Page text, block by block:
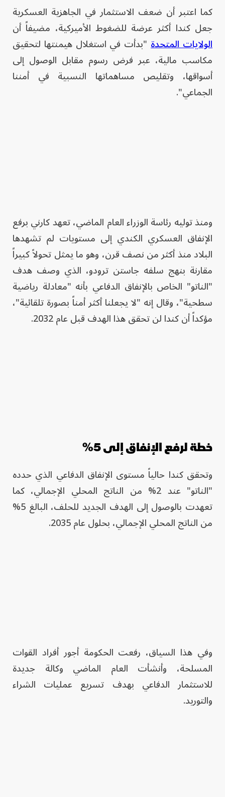
كما اعتبر أن ضعف الاستثمار في الجاهزية العسكرية
جعل كندا أكثر عرضة للضغوط الأميركية، مضيفاً أن
الولايات المتحدة"بدأت في استغلال هيمنتها لتحقيق
مكاسب مالية، عبر فرض رسوم مقابل الوصول إلى
أسواقها، وتقليص مساهماتها النسبية في أمننا
الجماعي".
ومنذ توليه رئاسة الوزراء العام الماضي، تعهد كارني برفع
الإنفاق العسكري الكندي إلى مستويات لم تشهدها
البلاد منذ أكثر من نصف قرن، وهو ما يمثل تحولاً كبيراً
مقارنة بنهج سلفه جاستن ترودو، الذي وصف هدف
"الناتو" الخاص بالإنفاق الدفاعي بأنه "معادلة رياضية
سطحية"، وقال إنه "لا يجعلنا أكثر أمناً بصورة تلقائية"،
مؤكداً أن كندا لن تحقق هذا الهدف قبل عام 2032.
خطة لرفع الإنفاق إلى 5%
وتحقق كندا حالياً مستوى الإنفاق الدفاعي الذي حدده
"الناتو" عند 2% من الناتج المحلي الإجمالي، كما
تعهدت بالوصول إلى الهدف الجديد للحلف، البالغ 5%
من الناتج المحلي الإجمالي، بحلول عام 2035.
وفي هذا السياق، رفعت الحكومة أجور أفراد القوات
المسلحة، وأنشأت العام الماضي وكالة جديدة
للاستثمار الدفاعي بهدف تسريع عمليات الشراء
والتوريد.